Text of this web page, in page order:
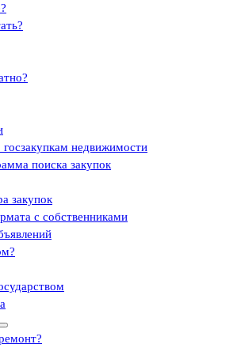
недвижимости
поиска закупок
закупок
с собственниками